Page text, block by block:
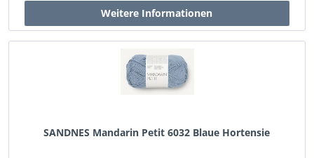
SANDNES Mandarin Petit 6032 Blaue Hortensie